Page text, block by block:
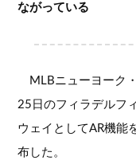
ながっている
MLBニューヨーク
25日のフィラデルフ
ウェイとしてAR機能
布した。